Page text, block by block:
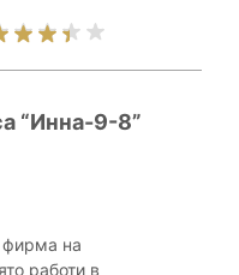
“Инна-9-8”
на
работи в